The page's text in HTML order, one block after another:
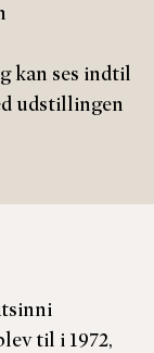
kan ses indtil
udstillingen
til i 1972,